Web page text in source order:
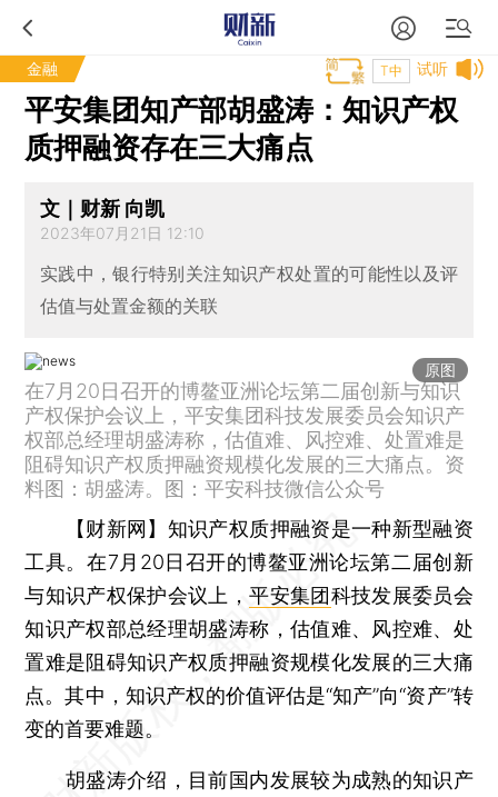
金融 试听
T中
平安集团知产部胡盛涛：知识产权
质押融资存在三大痛点
文｜财新 向凯
2023年07月21日 12:10
实践中，银行特别关注知识产权处置的可能性以及评
估值与处置金额的关联
原图
在7月20日召开的博鳌亚洲论坛第二届创新与知识
产权保护会议上，平安集团科技发展委员会知识产
权部总经理胡盛涛称，估值难、风控难、处置难是
阻碍知识产权质押融资规模化发展的三大痛点。资
料图：胡盛涛。图：平安科技微信公众号
【财新网】 知识产权质押融资是一种新型融资
工具。在7月20日召开的博鳌亚洲论坛第二届创新
与知识产权保护会议上，平安集团科技发展委员会
知识产权部总经理胡盛涛称，估值难、风控难、处
置难是阻碍知识产权质押融资规模化发展的三大痛
点。其中，知识产权的价值评估是“知产”向“资产”转
变的首要难题。
胡盛涛介绍，目前国内发展较为成熟的知识产